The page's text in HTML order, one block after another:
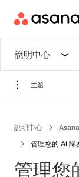
下載應用程式
說明中心
主題
說明中心
管理您的 AI 隊
管理您